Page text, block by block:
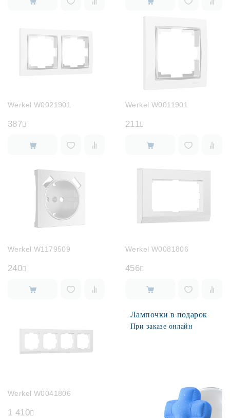
Werkel W0021901
387
Werkel W0011901
211
Werkel W1179509
240
Werkel W0081806
456
Werkel W0041806
1 410
Лампочки в подарок
При заказе онлайн